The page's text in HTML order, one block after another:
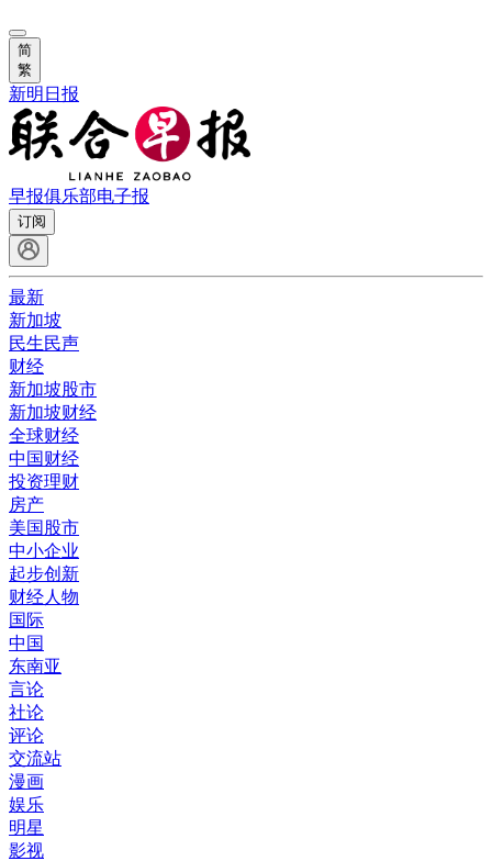
简
繁
新明日报
早报俱乐部电子报
订阅
最新
新加坡
民生民声
财经
新加坡股市
新加坡财经
全球财经
中国财经
投资理财
房产
美国股市
中小企业
起步创新
财经人物
国际
中国
东南亚
言论
社论
评论
交流站
漫画
娱乐
明星
影视